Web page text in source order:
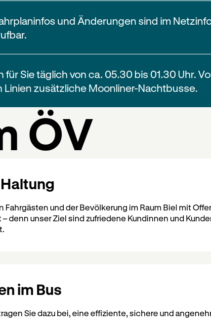
und Änderungen sind im
für Sie täglich von ca. 05.30 bis 01.30 Uhr.
zusätzliche Moonliner-Nachtbusse.
ÖV
Fahrgästen und der Bevölkerung im Raum Biel mit
denn unser Ziel sind zufriedene Kundinnen und
im Bus
Sie dazu bei, eine effiziente, sichere und